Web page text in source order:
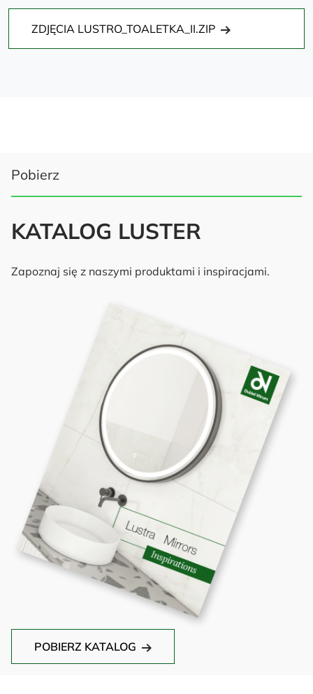
ZDJĘCIA LUSTRO_TOALETKA_II.ZIP
Pobierz
KATALOG LUSTER
Zapoznaj się z naszymi produktami i inspiracjami.
POBIERZ KATALOG